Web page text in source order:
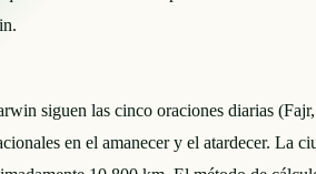
siguen las cinco oraciones diarias
en el amanecer y el atardecer.